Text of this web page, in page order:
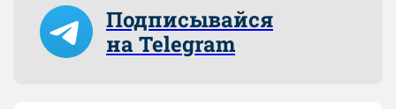
Подписывайся
на Telegram